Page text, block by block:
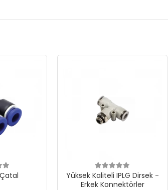
Yüksek Kaliteli IPLG Dirsek -
Erkek Konnektörler